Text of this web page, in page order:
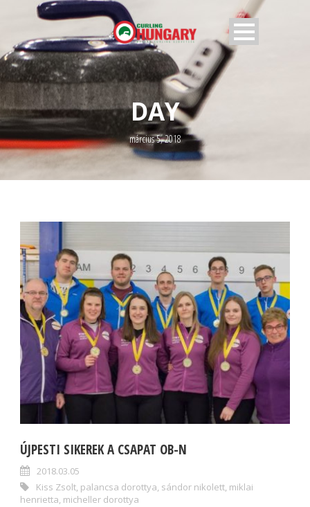
DAY
március 5, 2018
ÚJPESTI SIKEREK A CSAPAT OB-N
2018.03.05
Kiss Zsolt, palancsa dorottya, sándor nikolett, miklai
henrietta, micheller dorottya